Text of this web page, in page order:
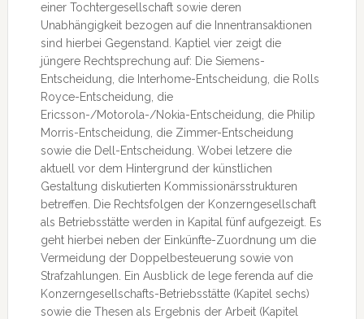
einer Tochtergesellschaft sowie deren
Unabhängigkeit bezogen auf die Innentransaktionen
sind hierbei Gegenstand. Kaptiel vier zeigt die
jüngere Rechtsprechung auf: Die Siemens-
Entscheidung, die Interhome-Entscheidung, die Rolls
Royce-Entscheidung, die
Ericsson-/Motorola-/Nokia-Entscheidung, die Philip
Morris-Entscheidung, die Zimmer-Entscheidung
sowie die Dell-Entscheidung. Wobei letzere die
aktuell vor dem Hintergrund der künstlichen
Gestaltung diskutierten Kommissionärsstrukturen
betreffen. Die Rechtsfolgen der Konzerngesellschaft
als Betriebsstätte werden in Kapital fünf aufgezeigt. Es
geht hierbei neben der Einkünfte-Zuordnung um die
Vermeidung der Doppelbesteuerung sowie von
Strafzahlungen. Ein Ausblick de lege ferenda auf die
Konzerngesellschafts-Betriebsstätte (Kapitel sechs)
sowie die Thesen als Ergebnis der Arbeit (Kapitel